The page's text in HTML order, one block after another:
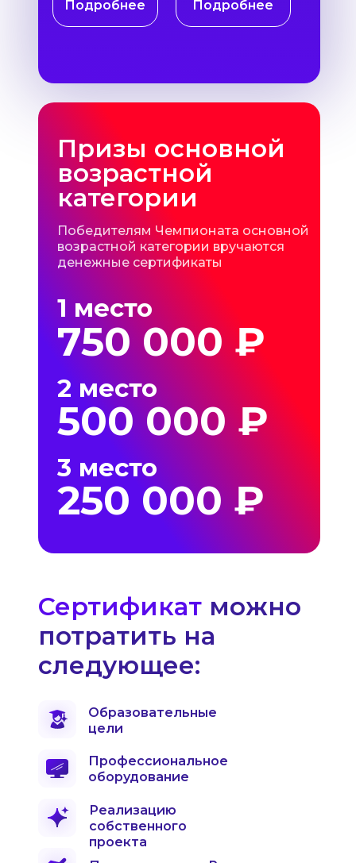
Подробнее
Подробнее
250 000 ₽
Призы основной
возрастной
категории
750 000 ₽
Победителям Чемпионата основной
возрастной категории вручаются
денежные сертификаты
3 место
2 место
500 000 ₽
1 место
Сертификатможно
потратить на
следующее:
Реализацию
собственного
проекта
Профессиональное
оборудование
Образовательные
цели